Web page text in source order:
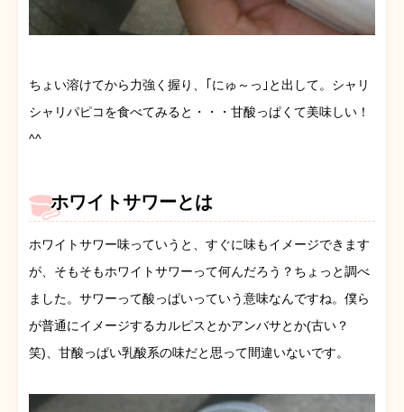
ちょい溶けてから力強く握り、｢にゅ～っ｣と出して。シャリ
シャリパピコを食べてみると・・・甘酸っぱくて美味しい！
^^
ホワイトサワーとは
ホワイトサワー味っていうと、すぐに味もイメージできます
が、そもそもホワイトサワーって何んだろう？ちょっと調べ
ました。サワーって酸っぱいっていう意味なんですね。僕ら
が普通にイメージするカルピスとかアンバサとか(古い？
笑)、甘酸っぱい乳酸系の味だと思って間違いないです。